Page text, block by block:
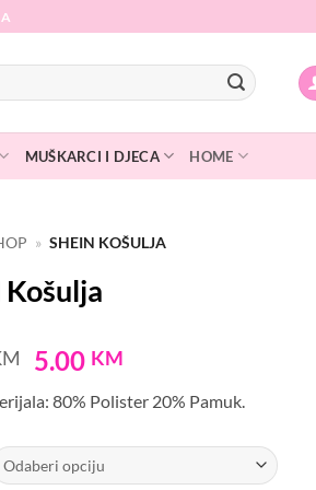
MUŠKARCI I DJECA HOME
» SHEIN KOŠULJA
Košulja
Original
was:
5.00 KM
is:
80% Polister 20% Pamuk.